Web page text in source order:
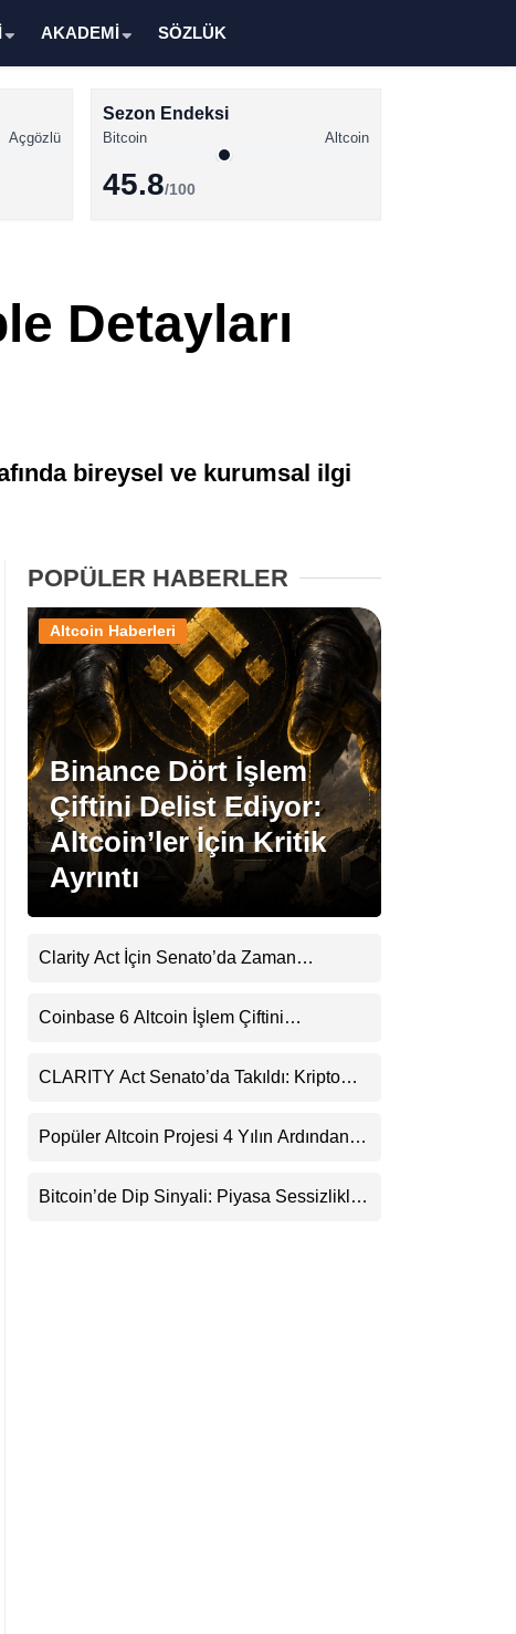
Altcoin Haberleri
Memecoin Haberleri
Facebook
Instagram
Youtube
TikTok
AKADEMİ SÖZLÜK
Açgözlü
Sezon Endeksi
Bitcoin Altcoin
45.8/100
Detayları
bireysel ve kurumsal ilgi
POPÜLER HABERLER
Binance Dört İşlem
Çiftini Delist Ediyor:
Altcoin’ler İçin Kritik
Ayrıntı
Altcoin Haberleri
Clarity Act İçin Senato’da Zaman
Coinbase 6 Altcoin İşlem Çiftini
CLARITY Act Senato’da Takıldı: Kripto
Popüler Altcoin Projesi 4 Yılın Ardından
Uyarısı
Bitcoin’de Dip Sinyali: Piyasa Sessizlikle